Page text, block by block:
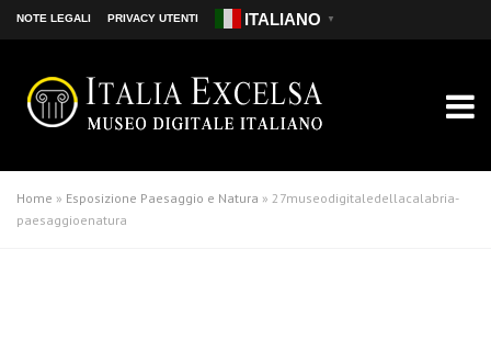
NOTE LEGALI PRIVACY UTENTI ITALIANO ▼
Home » Esposizione Paesaggio e Natura » 27museodigitaledellacalabria-
paesaggioenatura